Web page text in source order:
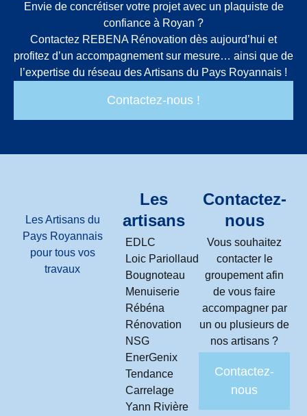
Envie de concrétiser votre projet avec un plaquiste de
confiance à Royan ?
Contactez REBENA Rénovation dès aujourd’hui et
profitez d’un accompagnement sur mesure… ainsi que de
l’expertise du réseau des Artisans du Pays Royannais !
Contactez-nous !
Les Artisans du
Pays Royannais
pour tous vos
travaux
Les
artisans
EDLC
Loic Pariollaud
Bougnoteau
Menuiserie
Rébéna
Rénovation
NSG
EnerGenix
Tendance
Carrelage
Yann Rivière
Contactez-
nous
Vous souhaitez
contacter le
groupement afin
de vous faire
accompagner par
un ou plusieurs de
nos artisans ?
Contactez-
nous